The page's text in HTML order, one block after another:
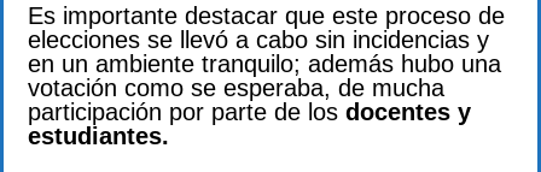
Es importante destacar que este proceso de
elecciones se llevó a cabo sin incidencias y
en un ambiente tranquilo; además hubo una
votación como se esperaba, de mucha
participación por parte de los docentes y
estudiantes.